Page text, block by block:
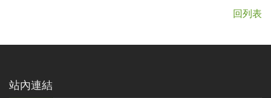
回列表
站內連結